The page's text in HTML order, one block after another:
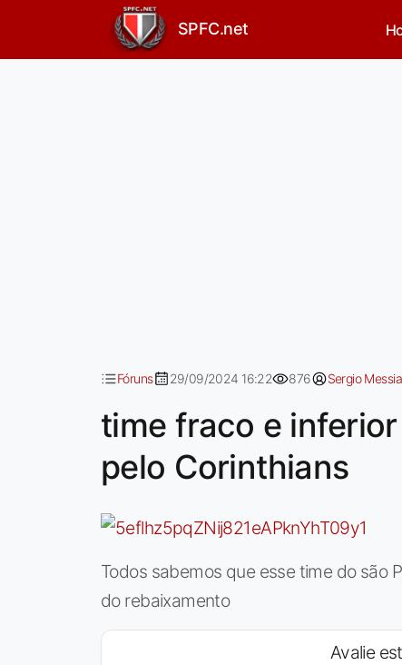
time fraco e inferior está
SPFC.net
Fóruns 29/09/2024 16:22 876 Sergio
time fraco e
pelo Corinthians
Todos sabemos que esse time do são
do rebaixamento
Avalie